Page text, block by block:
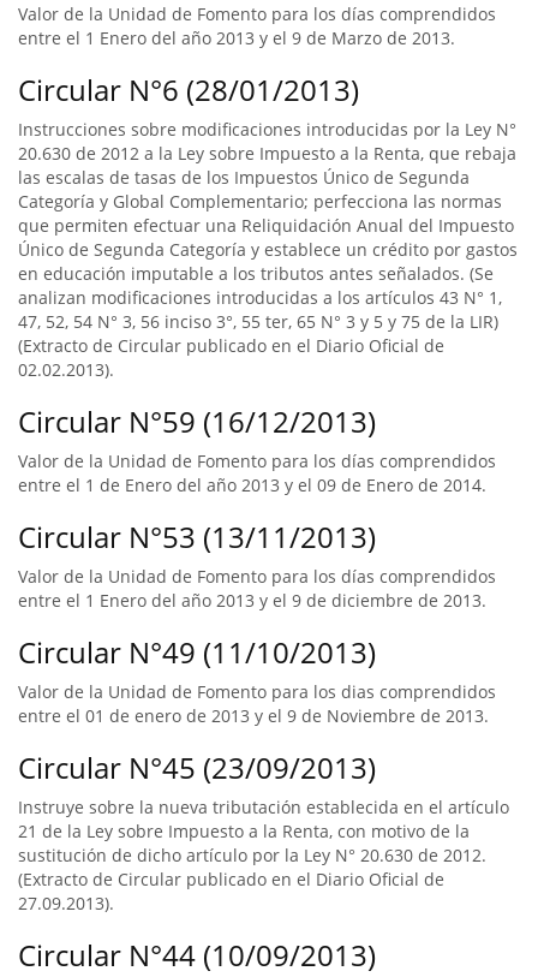
Valor de la Unidad de Fomento para los días comprendidos
entre el 1 Enero del año 2013 y el 9 de Marzo de 2013.
Circular N°6 (28/01/2013)
Instrucciones sobre modificaciones introducidas por la Ley N°
20.630 de 2012 a la Ley sobre Impuesto a la Renta, que rebaja
las escalas de tasas de los Impuestos Único de Segunda
Categoría y Global Complementario; perfecciona las normas
que permiten efectuar una Reliquidación Anual del Impuesto
Único de Segunda Categoría y establece un crédito por gastos
en educación imputable a los tributos antes señalados. (Se
analizan modificaciones introducidas a los artículos 43 N° 1,
47, 52, 54 N° 3, 56 inciso 3°, 55 ter, 65 N° 3 y 5 y 75 de la LIR)
(Extracto de Circular publicado en el Diario Oficial de
02.02.2013).
Circular N°59 (16/12/2013)
Valor de la Unidad de Fomento para los días comprendidos
entre el 1 de Enero del año 2013 y el 09 de Enero de 2014.
Circular N°53 (13/11/2013)
Valor de la Unidad de Fomento para los días comprendidos
entre el 1 Enero del año 2013 y el 9 de diciembre de 2013.
Circular N°49 (11/10/2013)
Valor de la Unidad de Fomento para los dias comprendidos
entre el 01 de enero de 2013 y el 9 de Noviembre de 2013.
Circular N°45 (23/09/2013)
Instruye sobre la nueva tributación establecida en el artículo
21 de la Ley sobre Impuesto a la Renta, con motivo de la
sustitución de dicho artículo por la Ley N° 20.630 de 2012.
(Extracto de Circular publicado en el Diario Oficial de
27.09.2013).
Circular N°44 (10/09/2013)